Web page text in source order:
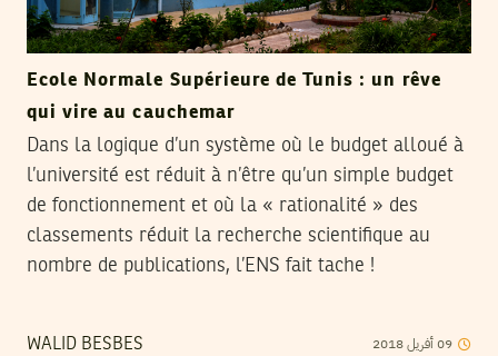
Ecole Normale Supérieure de Tunis : un rêve
qui vire au cauchemar
Dans la logique d’un système où le budget alloué à
l’université est réduit à n’être qu’un simple budget
de fonctionnement et où la « rationalité » des
classements réduit la recherche scientifique au
nombre de publications, l’ENS fait tache !
WALID BESBES 09أفريل2018